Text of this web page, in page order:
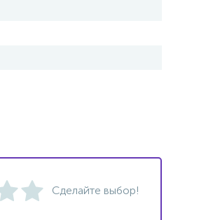
Сделайте выбор!